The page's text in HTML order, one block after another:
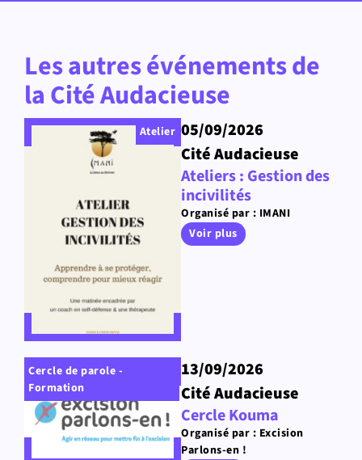
Les autres événements de
la Cité Audacieuse
Atelier 05/09/2026
Cité Audacieuse
Ateliers : Gestion des
incivilités
Organisé par : IMANI
Voir plus
Cercle de parole -
Formation
13/09/2026
Cité Audacieuse
Cercle Kouma
Organisé par : Excision
Parlons-en !